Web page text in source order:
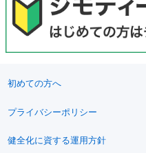
初めての方へ
プライバシーポリシー
健全化に資する運用方針